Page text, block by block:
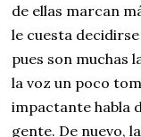
de ellas marcan
le cuesta
pues son muchas
la voz un poco
impactante habla
gente. De nuevo,